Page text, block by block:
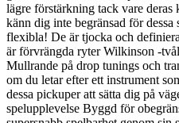
lägre förstärkning tack vare
känn dig inte begränsad för
flexibla! De är tjocka och
är förvrängda ryter Wilkinson -
Mullrande på drop tunings och
om du letar efter ett instrument
dessa pickuper att sätta dig på
spelupplevelse Byggd för